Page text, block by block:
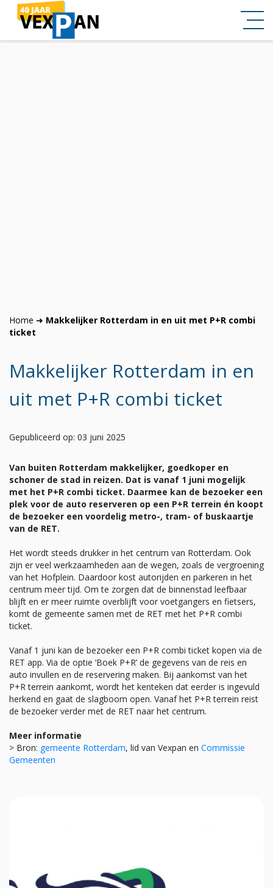
Home ➜ Makkelijker Rotterdam in en uit met P+R combi
ticket
Makkelijker Rotterdam in en
uit met P+R combi ticket
Gepubliceerd op: 03 juni 2025
Van buiten Rotterdam makkelijker, goedkoper en
schoner de stad in reizen. Dat is vanaf 1 juni mogelijk
met het P+R combi ticket. Daarmee kan de bezoeker een
plek voor de auto reserveren op een P+R terrein én koopt
de bezoeker een voordelig metro-, tram- of buskaartje
van de RET.
Het wordt steeds drukker in het centrum van Rotterdam. Ook
zijn er veel werkzaamheden aan de wegen, zoals de vergroening
van het Hofplein. Daardoor kost autorijden en parkeren in het
centrum meer tijd. Om te zorgen dat de binnenstad leefbaar
blijft en er meer ruimte overblijft voor voetgangers en fietsers,
komt de gemeente samen met de RET met het P+R combi
ticket.
Vanaf 1 juni kan de bezoeker een P+R combi ticket kopen via de
RET app. Via de optie ‘Boek P+R’ de gegevens van de reis en
auto invullen en de reservering maken. Bij aankomst van het
P+R terrein aankomt, wordt het kenteken dat eerder is ingevuld
herkend en gaat de slagboom open. Vanaf het P+R terrein reist
de bezoeker verder met de RET naar het centrum.
Meer informatie
> Bron: gemeente Rotterdam, lid van Vexpan en Commissie
Gemeenten